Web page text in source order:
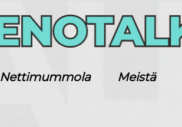
Nettimummola Meistä